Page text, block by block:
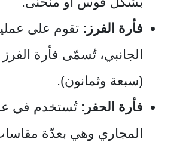
فأرة الفرز: تقوم على
الجانبي، تُسمّى فأرة الفرز
(سبعة وثمانون).
فأرة الحفر: تُستخدم في
المجاري وهي بعدّة